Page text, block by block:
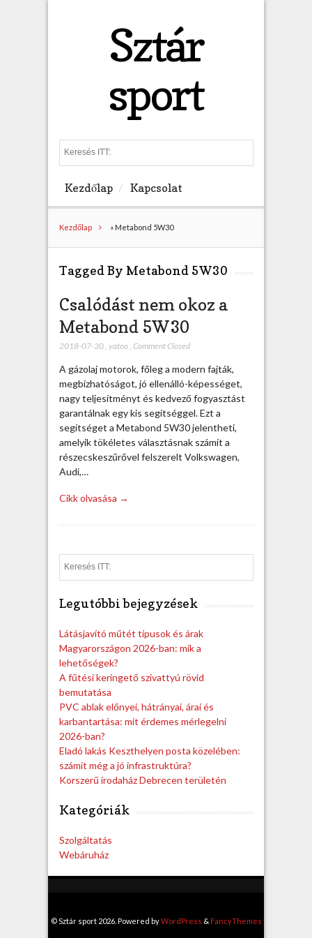
Sztár
sport
e
h
Kezdőlap Kapcsolat
Kezdőlap » Metabond 5W30
Tagged By Metabond 5W30
Csalódást nem okoz a
Metabond 5W30
2018-07-30, yatoo, Comment Closed
A gázolaj motorok, főleg a modern fajták,
megbízhatóságot, jó ellenálló-képességet,
nagy teljesítményt és kedvező fogyasztást
garantálnak egy kis segítséggel. Ezt a
segítséget a Metabond 5W30 jelentheti,
amelyik tökéletes választásnak számít a
részecskeszűrővel felszerelt Volkswagen,
Audi,…
Cikk olvasása →
e
Legutóbbi bejegyzések
Látásjavító műtét típusok és árak
Magyarországon 2026-ban: mik a
lehetőségek?
A fűtési keringető szivattyú rövid
bemutatása
PVC ablak előnyei, hátrányai, árai és
karbantartása: mit érdemes mérlegelni
2026-ban?
Eladó lakás Keszthelyen posta közelében:
számít még a jó infrastruktúra?
Korszerű irodaház Debrecen területén
Kategóriák
Szolgáltatás
Webáruház
© Sztár sport 2026. Powered byWordPress & FancyThemes